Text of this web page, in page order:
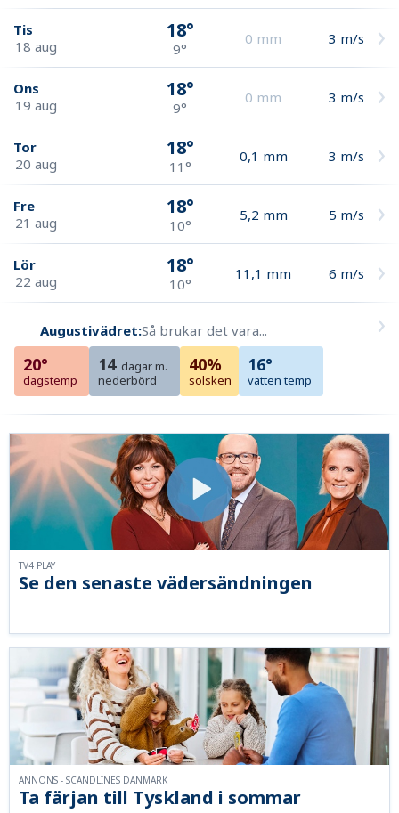
Tis
18 aug
18°
9°
0 mm 3 m/s
Ons
19 aug
18°
9°
0 mm 3 m/s
Tor
20 aug
18°
11°
0,1 mm 3 m/s
Fre
21 aug
18°
10°
5,2 mm 5 m/s
Lör
22 aug
18°
10°
11,1 mm 6 m/s
Augustivädret:Så brukar det vara...
20°
dagstemp
14 dagar m.
nederbörd
40%
solsken
16°
vatten temp
Se den senaste vädersändningen
TV4 PLAY
Ta färjan till Tyskland i sommar
ANNONS - SCANDLINES DANMARK